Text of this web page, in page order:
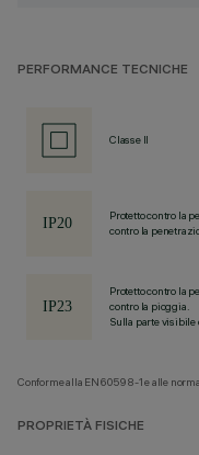
PERFORMANCE TECNICHE
Classe II
Protetto contro la
contro la
Protetto contro la
contro la pioggia.
Sulla parte visibile
Conforme alla EN60598-1 e alle
PROPRIETÀ FISICHE